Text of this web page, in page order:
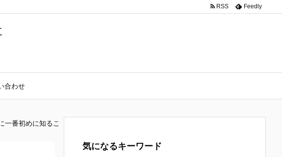
合わせ
RSS Feedly
一番初めに知るこ
気になるキーワード